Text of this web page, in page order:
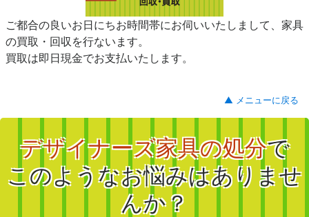
ご都合の良いお日にちお時間帯にお伺いいたしまして、家具
の買取・回収を行ないます。
買取は即日現金でお支払いたします。
▲ メニューに戻る
デザイナーズ家具の処分で
このようなお悩みはありませ
んか？